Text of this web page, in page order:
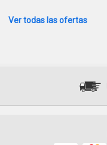
Ver todas las ofertas